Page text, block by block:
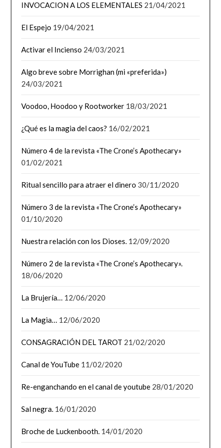
INVOCACION A LOS ELEMENTALES 21/04/2021
El Espejo 19/04/2021
Activar el Incienso 24/03/2021
Algo breve sobre Morrighan (mi «preferida»)
24/03/2021
Voodoo, Hoodoo y Rootworker 18/03/2021
¿Qué es la magia del caos? 16/02/2021
Número 4 de la revista «The Crone’s Apothecary»
01/02/2021
Ritual sencillo para atraer el dinero 30/11/2020
Número 3 de la revista «The Crone’s Apothecary»
01/10/2020
Nuestra relación con los Dioses. 12/09/2020
Número 2 de la revista «The Crone’s Apothecary».
18/06/2020
La Brujería… 12/06/2020
La Magia… 12/06/2020
CONSAGRACIÓN DEL TAROT 21/02/2020
Canal de YouTube 11/02/2020
Re-enganchando en el canal de youtube 28/01/2020
Sal negra. 16/01/2020
Broche de Luckenbooth. 14/01/2020